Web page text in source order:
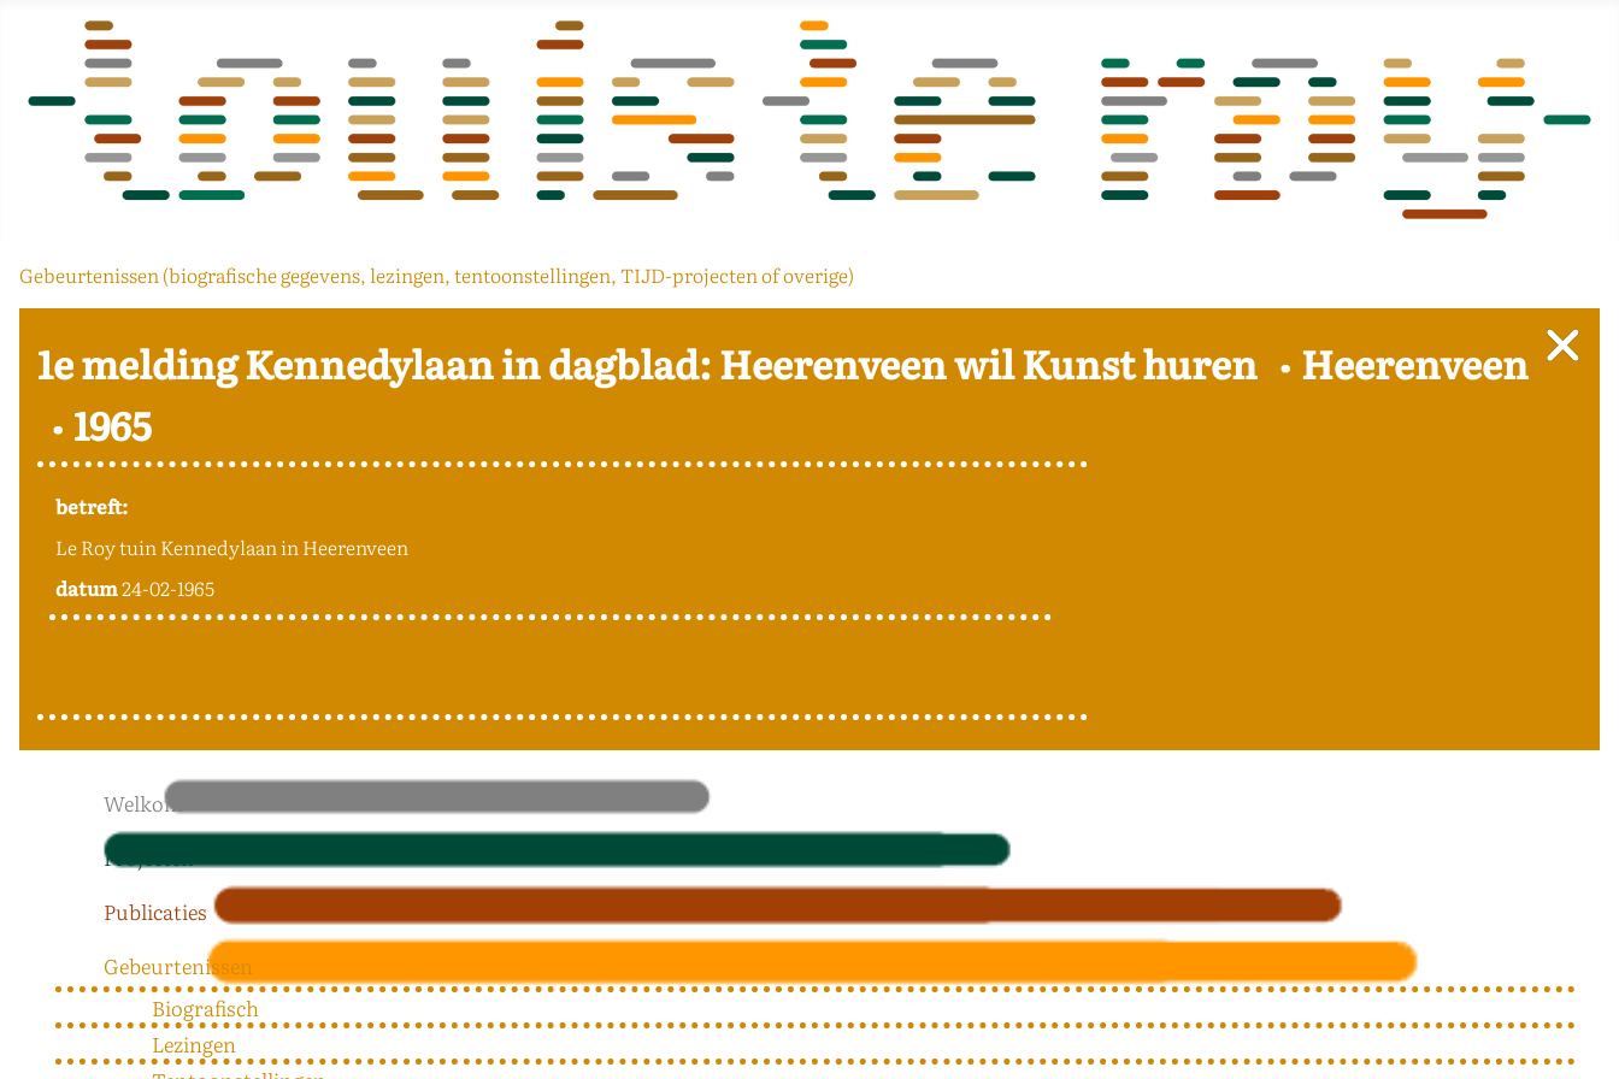
Welkom
Projecten
Publicaties
Gebeurtenissen
Biografisch
Lezingen
Gebeurtenissen (biografische gegevens, lezingen, tentoonstellingen, TIJD-projecten of overige)
1e melding Kennedylaan in dagblad: Heerenveen wil Kunst huren
Heerenveen
1965
betreft:
Le Roy tuin Kennedylaan in Heerenveen
datum24-02-1965